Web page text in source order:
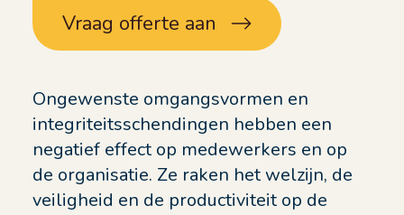
Vraag offerte aan
Ongewenste omgangsvormen en
integriteitsschendingen hebben een
negatief effect op medewerkers en op
de organisatie. Ze raken het welzijn, de
veiligheid en de productiviteit op de